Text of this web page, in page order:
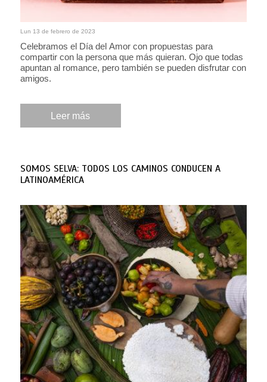
Lun 13 de febrero de 2023
Celebramos el Día del Amor con propuestas para
compartir con la persona que más quieran. Ojo que todas
apuntan al romance, pero también se pueden disfrutar con
amigos.
Leer más
SOMOS SELVA: TODOS LOS CAMINOS CONDUCEN A
LATINOAMÉRICA